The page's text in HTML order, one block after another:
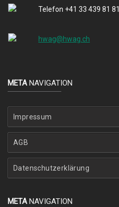
Telefon +41 33 439 81 81
hwag@hwag.ch
META NAVIGATION
Impressum
AGB
Datenschutzerklärung
META NAVIGATION